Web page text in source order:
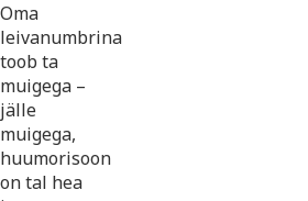
Oma
leivanumbrina
toob ta
muigega –
jälle
muigega,
huumorisoon
on tal hea